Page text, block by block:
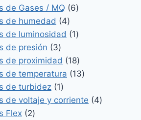
de Gases / MQ 66
de humedad 44
productos
de luminosidad 11
de presión 33
productos
de proximidad 1818
productos
de temperatura 1313
de turbidez 11
producto
de voltaje y corriente 44
Flex 22